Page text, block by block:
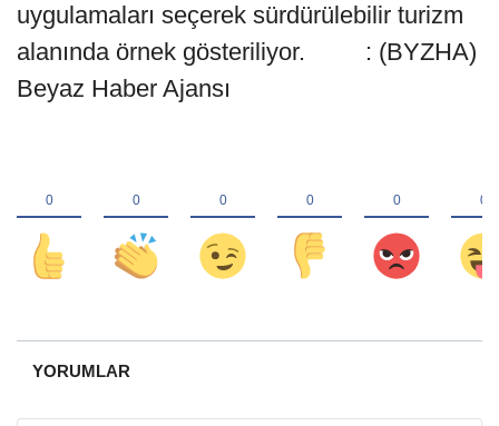
uygulamaları seçerek sürdürülebilir turizm
alanında örnek gösteriliyor. : (BYZHA)
Beyaz Haber Ajansı
YORUMLAR